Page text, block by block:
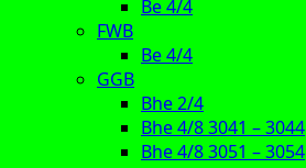
Be 4/4
FWB
Be 4/4
GGB
Bhe 2/4
Bhe 4/8 3041 – 3044
Bhe 4/8 3051 – 3054